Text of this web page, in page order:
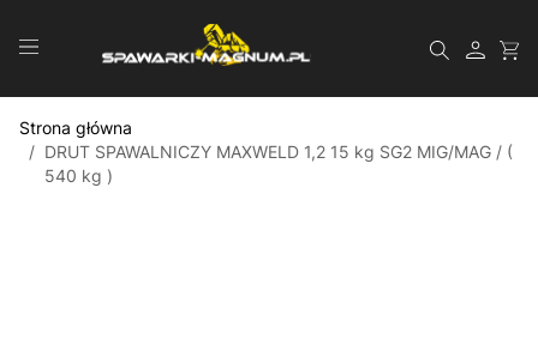
Szukaj
Strona główna
/ DRUT SPAWALNICZY MAXWELD 1,2 15 kg SG2 MIG/MAG / (
540 kg )